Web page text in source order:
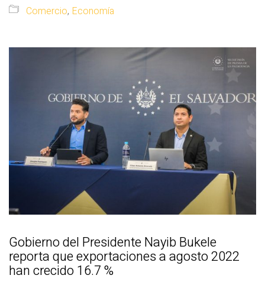
Comercio, Economía
Gobierno del Presidente Nayib Bukele
reporta que exportaciones a agosto 2022
han crecido 16.7 %